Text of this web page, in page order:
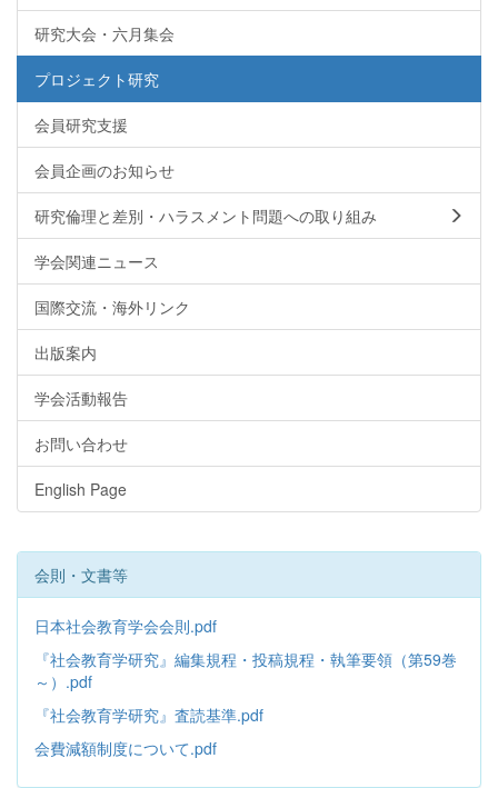
研究大会・六月集会
プロジェクト研究
会員研究支援
会員企画のお知らせ
研究倫理と差別・ハラスメント問題への取り組み
学会関連ニュース
国際交流・海外リンク
出版案内
学会活動報告
お問い合わせ
English Page
会則・文書等
日本社会教育学会会則.pdf
『社会教育学研究』編集規程・投稿規程・執筆要領（第59巻
～）.pdf
『社会教育学研究』査読基準.pdf
会費減額制度について.pdf